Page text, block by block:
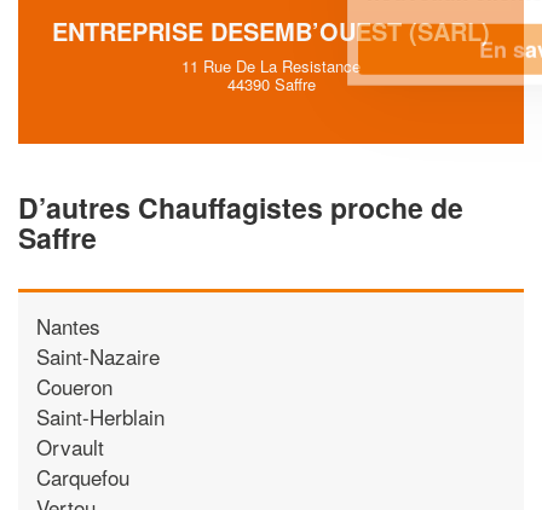
ENTREPRISE DESEMB’OUEST (SARL)
11 Rue De La Resistance
44390 Saffre
D’autres Chauffagistes proche de
Saffre
Nantes
Saint-Nazaire
Coueron
Saint-Herblain
Orvault
Carquefou
En savoir plus